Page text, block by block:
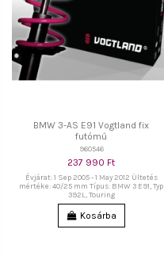
BMW 3-AS E91 Vogtland fix
futómű
960546
237 990 Ft
Évjárat: 1 Sep 2005 - 1 May 2012 Ültetés
mértéke: 40/25 mm Típus: BMW 3 E91, Typ
392L, Touring
Kosárba